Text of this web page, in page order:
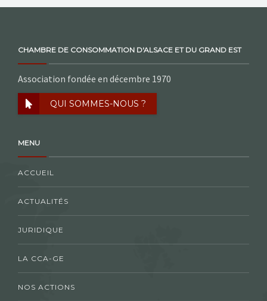
CHAMBRE DE CONSOMMATION D'ALSACE ET DU GRAND EST
Association fondée en décembre 1970
QUI SOMMES-NOUS ?
MENU
ACCUEIL
ACTUALITÉS
JURIDIQUE
LA CCA-GE
NOS ACTIONS